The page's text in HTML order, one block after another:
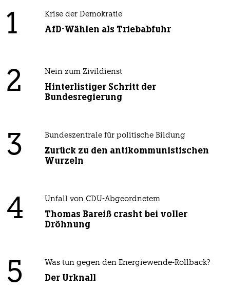
1 Krise der Demokratie
AfD-Wählen als Triebabfuhr
2 Nein zum Zivildienst
Hinterlistiger Schritt der
Bundesregierung
3 Bundeszentrale für politische Bildung
Zurück zu den antikommunistischen
Wurzeln
4 Unfall von CDU-Abgeordnetem
Thomas Bareiß crasht bei voller
Dröhnung
5 Was tun gegen den Energiewende-Rollback?
Der Urknall